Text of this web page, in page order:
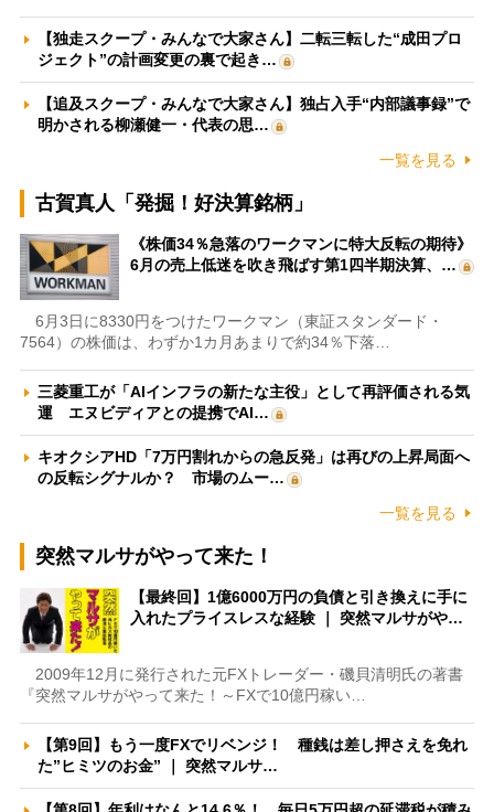
【独走スクープ・みんなで大家さん】二転三転した“成田プロ
ジェクト”の計画変更の裏で起き…
【追及スクープ・みんなで大家さん】独占入手“内部議事録”で
明かされる柳瀬健一・代表の思…
一覧を見る
古賀真人「発掘！好決算銘柄」
《株価34％急落のワークマンに特大反転の期待》
6月の売上低迷を吹き飛ばす第1四半期決算、…
6月3日に8330円をつけたワークマン（東証スタンダード・
7564）の株価は、わずか1カ月あまりで約34％下落…
三菱重工が「AIインフラの新たな主役」として再評価される気
運 エヌビディアとの提携でAI…
キオクシアHD「7万円割れからの急反発」は再びの上昇局面へ
の反転シグナルか？ 市場のムー…
一覧を見る
突然マルサがやって来た！
【最終回】1億6000万円の負債と引き換えに手に
入れたプライスレスな経験 ｜ 突然マルサがや…
2009年12月に発行された元FXトレーダー・磯貝清明氏の著書
『突然マルサがやって来た！～FXで10億円稼い…
【第9回】もう一度FXでリベンジ！ 種銭は差し押さえを免れ
た”ヒミツのお金” ｜ 突然マルサ…